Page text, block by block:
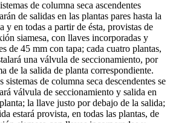
de columna seca ascendentes
de salidas en las plantas pares hasta la
y en todas a partir de ésta, provistas de
siamesa, con llaves incorporadas y
de 45 mm con tapa; cada cuatro plantas,
una válvula de seccionamiento, por
de la salida de planta correspondiente.
sistemas de columna seca descendentes se
válvula de seccionamiento y salida en
la llave justo por debajo de la salida;
estará provista, en todas las plantas, de